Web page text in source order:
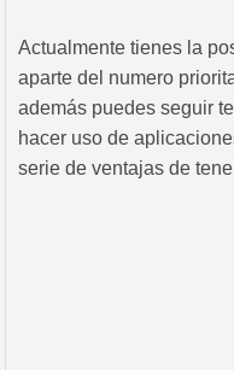
Actualmente tienes la
aparte del numero
además puedes seguir
hacer uso de
serie de ventajas de